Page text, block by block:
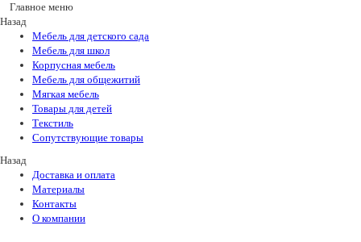
Главное меню
Назад
Мебель для детского сада
Мебель для школ
Корпусная мебель
Мебель для общежитий
Мягкая мебель
Товары для детей
Текстиль
Сопутствующие товары
Назад
Доставка и оплата
Материалы
Контакты
О компании